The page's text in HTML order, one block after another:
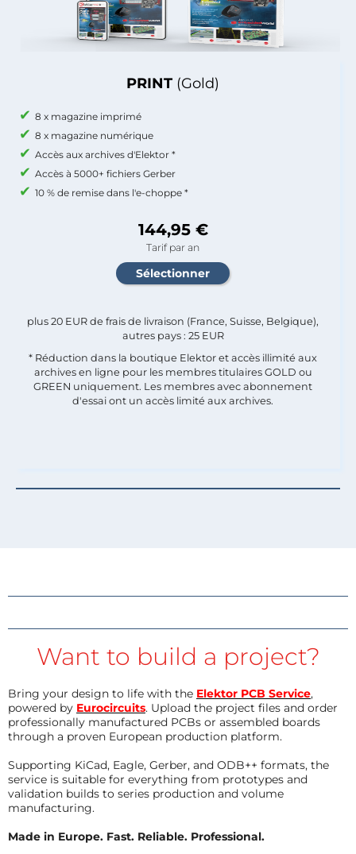
PRINT (Gold)
8 x magazine imprimé
8 x magazine numérique
Accès aux archives d'Elektor *
Accès à 5000+ fichiers Gerber
10 % de remise dans l'e-choppe *
144,95 €
Tarif par an
plus 20 EUR de frais de livraison (France, Suisse, Belgique),
autres pays : 25 EUR
* Réduction dans la boutique Elektor et accès illimité aux
archives en ligne pour les membres titulaires GOLD ou
GREEN uniquement. Les membres avec abonnement
d'essai ont un accès limité aux archives.
Want to build a project?
Bring your design to life with the Elektor PCB Service,
powered by Eurocircuits. Upload the project files and order
professionally manufactured PCBs or assembled boards
through a proven European production platform.
Supporting KiCad, Eagle, Gerber, and ODB++ formats, the
service is suitable for everything from prototypes and
validation builds to series production and volume
manufacturing.
Made in Europe. Fast. Reliable. Professional.